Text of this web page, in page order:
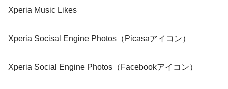
Xperia Music Likes
Xperia Socisal Engine Photos（Picasaアイコン）
Xperia Social Engine Photos（Facebookアイコン）